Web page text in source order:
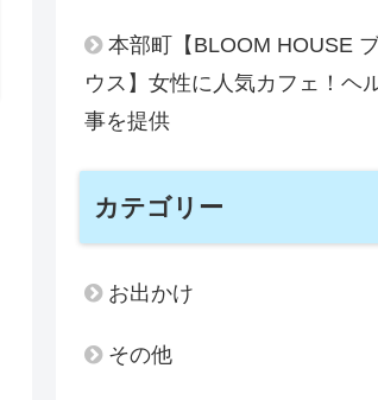
本部町【BLOOM HOUSE
ウス】女性に人気カフェ！ヘ
事を提供
カテゴリー
お出かけ
その他